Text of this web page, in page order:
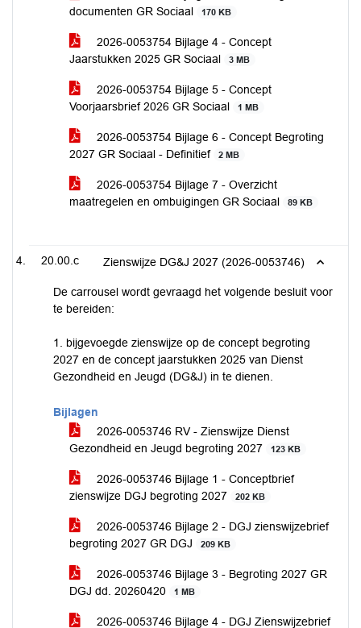
documenten GR Sociaal
170 KB
2026-0053754 Bijlage 4 - Concept
Jaarstukken 2025 GR Sociaal
3 MB
2026-0053754 Bijlage 5 - Concept
Voorjaarsbrief 2026 GR Sociaal
1 MB
2026-0053754 Bijlage 6 - Concept Begroting
2027 GR Sociaal - Definitief
2 MB
2026-0053754 Bijlage 7 - Overzicht
maatregelen en ombuigingen GR Sociaal
89 KB
20.00.c Zienswijze DG&J 2027 (2026-0053746)
De carrousel wordt gevraagd het volgende besluit voor
te bereiden:
1. bijgevoegde zienswijze op de concept begroting
2027 en de concept jaarstukken 2025 van Dienst
Gezondheid en Jeugd (DG&J) in te dienen.
Bijlagen
2026-0053746 RV - Zienswijze Dienst
Gezondheid en Jeugd begroting 2027
123 KB
2026-0053746 Bijlage 1 - Conceptbrief
zienswijze DGJ begroting 2027
202 KB
2026-0053746 Bijlage 2 - DGJ zienswijzebrief
begroting 2027 GR DGJ
209 KB
2026-0053746 Bijlage 3 - Begroting 2027 GR
DGJ dd. 20260420
1 MB
2026-0053746 Bijlage 4 - DGJ Zienswijzebrief